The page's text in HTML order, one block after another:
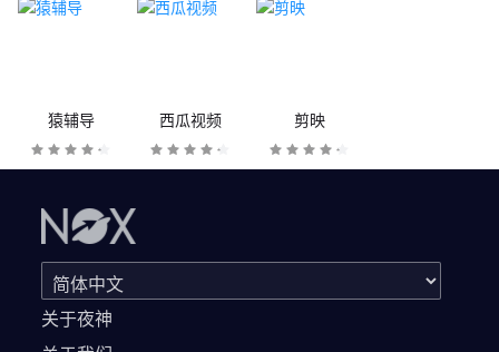
猿辅导 西瓜视频 剪映
关于夜神